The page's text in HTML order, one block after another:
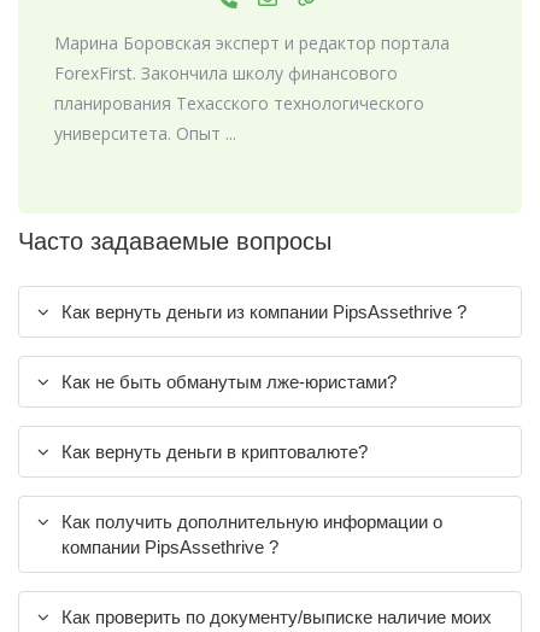
Марина Боровская эксперт и редактор портала
ForexFirst. Закончила школу финансового
планирования Техасского технологического
университета. Опыт ...
Часто задаваемые вопросы
Как вернуть деньги из компании PipsAssethrive ?
Как не быть обманутым лже-юристами?
Как вернуть деньги в криптовалюте?
Как получить дополнительную информации о
компании PipsAssethrive ?
Как проверить по документу/выписке наличие моих